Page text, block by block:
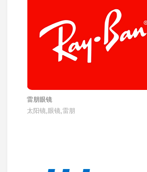
雷朋眼镜
太阳镜,眼镜,雷朋